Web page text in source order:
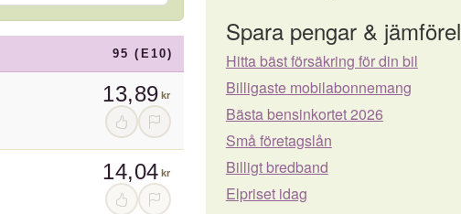
95 (E10)
13,89 kr
14,04 kr
Spara pengar &
Hitta bäst försäkring för din bil
Billigaste mobilabonnemang
Bästa bensinkortet 2026
Små företagslån
Billigt bredband
Elpriset idag